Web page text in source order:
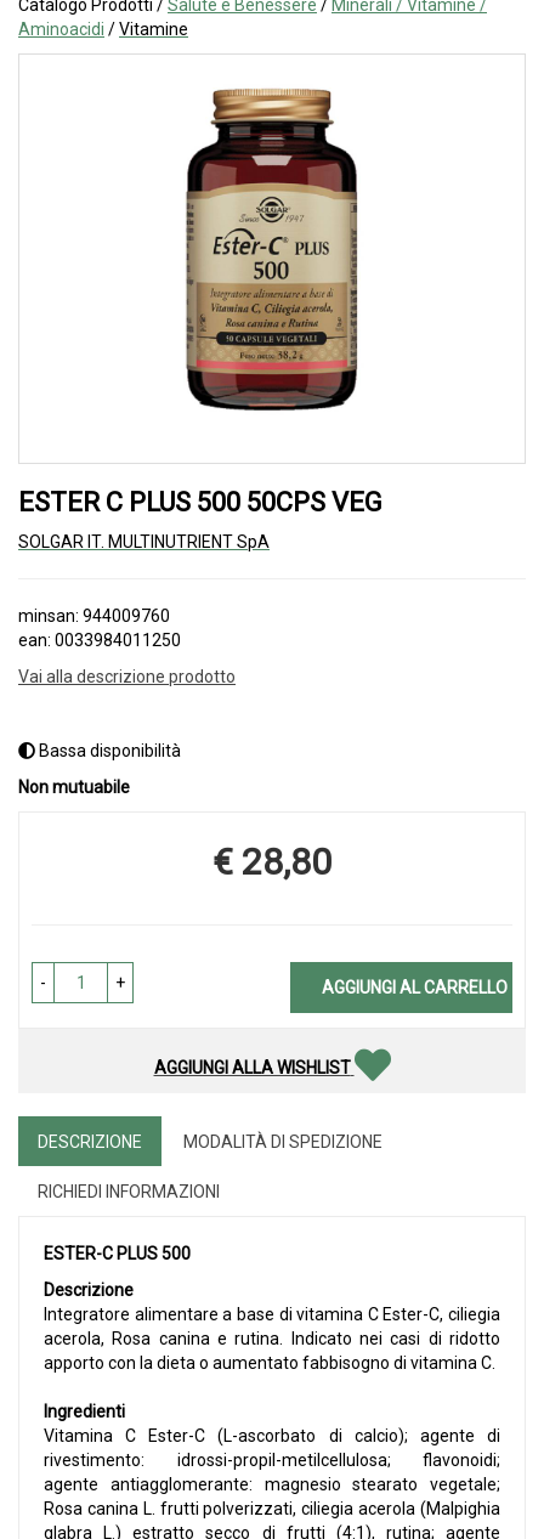
Catalogo Prodotti /Salute e Benessere / Minerali / Vitamine /
Aminoacidi /Vitamine
ESTER C PLUS 500 50CPS VEG
SOLGAR IT. MULTINUTRIENT SpA
minsan: 944009760
ean: 0033984011250
Vai alla descrizione prodotto
Bassa disponibilità
Non mutuabile
Prezzo
€ 28,80
- + AGGIUNGI AL CARRELLO
AGGIUNGI ALLA WISHLIST
DESCRIZIONE MODALITÀ DI SPEDIZIONE
RICHIEDI INFORMAZIONI
ESTER-C PLUS 500
Descrizione
Integratore alimentare a base di vitamina C Ester-C, ciliegia
acerola, Rosa canina e rutina. Indicato nei casi di ridotto
apporto con la dieta o aumentato fabbisogno di vitamina C.
Ingredienti
Vitamina C Ester-C (L-ascorbato di calcio); agente di
rivestimento: idrossi-propil-metilcellulosa; flavonoidi;
agente antiagglomerante: magnesio stearato vegetale;
Rosa canina L. frutti polverizzati, ciliegia acerola (Malpighia
glabra L.) estratto secco di frutti (4:1), rutina; agente